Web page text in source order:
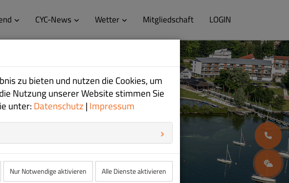
CYC-News Wetter Mitgliedschaft LOGIN
zu bieten und nutzen die Cookies, um
Nutzung unserer Website stimmen Sie
unter:Datenschutz|Impressum
Nur Notwendige aktivieren Alle Dienste aktivieren